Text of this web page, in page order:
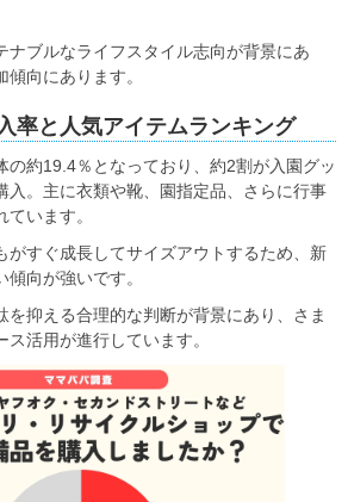
ナブルなライフスタイル志向が背景にあ
向にあります。
率と人気アイテムランキング
の約19.4％となっており、約2割が入園グッ
入。主に衣類や靴、園指定品、さらに行事
います。
がすぐ成長してサイズアウトするため、新
向が強いです。
を抑える合理的な判断が背景にあり、さま
活用が進行しています。